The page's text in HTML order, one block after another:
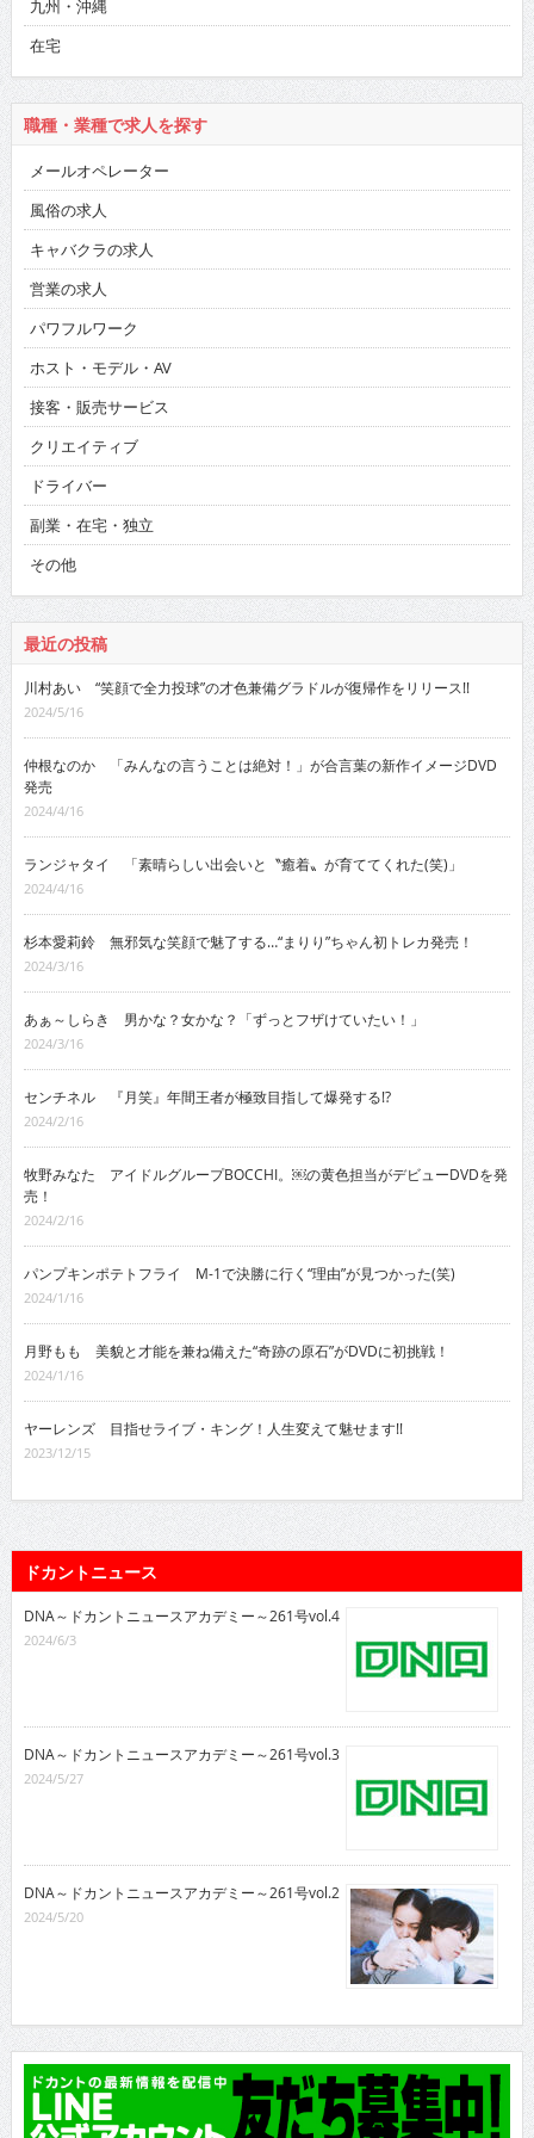
九州・沖縄
在宅
職種・業種で求人を探す
メールオペレーター
風俗の求人
キャバクラの求人
営業の求人
パワフルワーク
ホスト・モデル・AV
接客・販売サービス
クリエイティブ
ドライバー
副業・在宅・独立
その他
最近の投稿
川村あい “笑顔で全力投球”の才色兼備グラドルが復帰作をリリース!!
2024/5/16
仲根なのか 「みんなの言うことは絶対！」が合言葉の新作イメージDVD
発売
2024/4/16
ランジャタイ 「素晴らしい出会いと〝癒着〟が育ててくれた(笑)」
2024/4/16
杉本愛莉鈴 無邪気な笑顔で魅了する…“まりり”ちゃん初トレカ発売！
2024/3/16
あぁ～しらき 男かな？女かな？「ずっとフザけていたい！」
2024/3/16
センチネル 『月笑』年間王者が極致目指して爆発する!?
2024/2/16
牧野みなた アイドルグループBOCCHI。￼の黄色担当がデビューDVDを発
売！
2024/2/16
パンプキンポテトフライ M-1で決勝に行く“理由”が見つかった(笑)
2024/1/16
月野もも 美貌と才能を兼ね備えた“奇跡の原石”がDVDに初挑戦！
2024/1/16
ヤーレンズ 目指せライブ・キング！人生変えて魅せます!!
2023/12/15
ドカントニュース
DNA～ドカントニュースアカデミー～261号vol.4
2024/6/3
DNA～ドカントニュースアカデミー～261号vol.3
2024/5/27
DNA～ドカントニュースアカデミー～261号vol.2
2024/5/20